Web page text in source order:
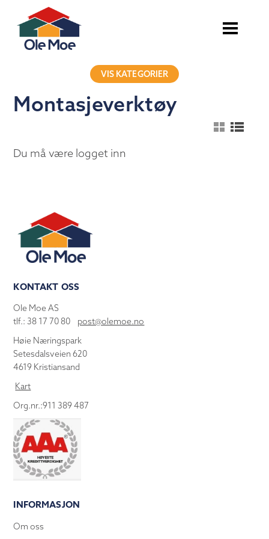
VIS KATEGORIER
Montasjeverktøy
Du må være logget inn
KONTAKT OSS
Ole Moe AS
tlf.: 38 17 70 80 post@olemoe.no
Høie Næringspark
Setesdalsveien 620
4619 Kristiansand
Kart
Org.nr.:911 389 487
INFORMASJON
Om oss